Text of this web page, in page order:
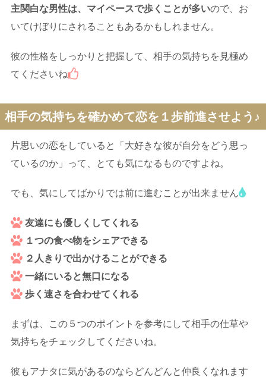
主関白な男性は、マイペースで歩くことが多いので、お
いてけぼりにされることもあるかもしれません。
彼の性格をしっかりと把握して、相手の気持ちを見極め
てくださいね
相手の気持ちを確かめて恋を１歩前進させよう♪
片思いの恋をしていると「大好きな彼が自分をどう思っ
ているのか」って、とても気になるものですよね。
でも、気にしてばかりでは前に進むことが出来ません
友達にも優しくしてくれる
１つの食べ物をシェアできる
２人きりで出かけることができる
一緒にいると無口になる
歩く速さを合わせてくれる
まずは、この５つのポイントを参考にして相手の仕草や
気持ちをチェックしてくださいね。
彼もアナタに気があるのならどんどんと仲良くなれます